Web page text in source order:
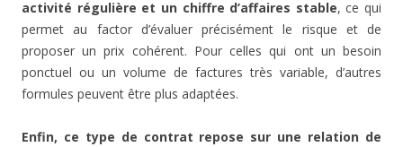
activité régulière et un chiffre d’affaires stable, ce qui
permet au factor d’évaluer précisément le risque et de
proposer un prix cohérent. Pour celles qui ont un besoin
ponctuel ou un volume de factures très variable, d’autres
formules peuvent être plus adaptées.
Enfin, ce type de contrat repose sur une relation de